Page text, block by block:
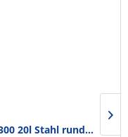
20l Stahl rund...